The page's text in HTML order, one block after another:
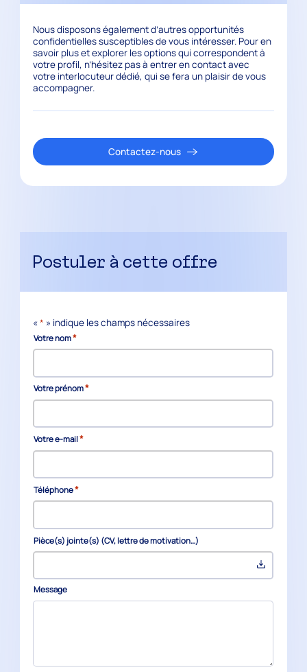
Nous disposons également d’autres opportunités
confidentielles susceptibles de vous intéresser. Pour en
savoir plus et explorer les options qui correspondent à
votre profil, n’hésitez pas à entrer en contact avec
votre interlocuteur dédié, qui se fera un plaisir de vous
accompagner.
Contactez-nous
Postuler à cette offre
«* » indique les champs nécessaires
Votre nom*
Votre prénom*
Votre e-mail*
Téléphone*
Pièce(s) jointe(s) (CV, lettre de motivation…)
Message